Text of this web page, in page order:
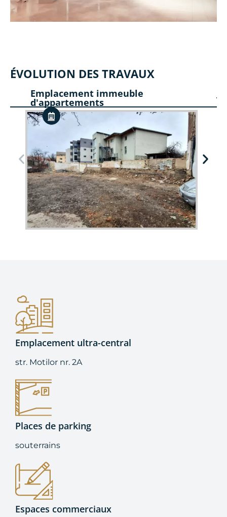
ÉVOLUTION DES TRAVAUX
Emplacement immeuble
d'appartements
Emplacement ultra-central
str. Motilor nr. 2A
Places de parking
souterrains
Espaces commerciaux